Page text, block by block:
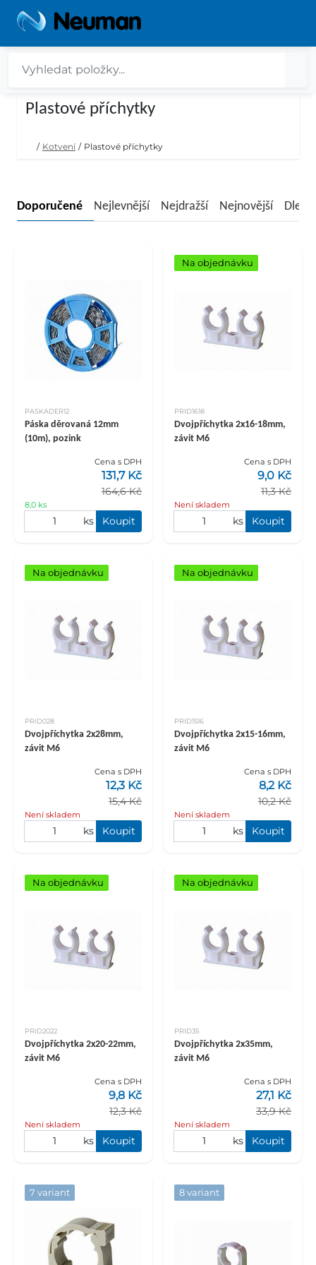
Plastové příchytky
/ Kotvení / Plastové příchytky
Doporučené Nejlevnější Nejdražší Nejnovější Dle
PASKADER12
Páska děrovaná 12mm
(10m), pozink
Cena s DPH
164,6 Kč
131,7 Kč
8,0 ks
ks Koupit
Na objednávku
PRID1618
Dvojpříchytka 2x16-18mm,
závit M6
Cena s DPH
11,3 Kč
9,0 Kč
Není skladem
ks Koupit
Na objednávku
PRID028
Dvojpříchytka 2x28mm,
závit M6
Cena s DPH
15,4 Kč
12,3 Kč
Není skladem
ks Koupit
Na objednávku
PRID1516
Dvojpříchytka 2x15-16mm,
závit M6
Cena s DPH
10,2 Kč
8,2 Kč
Není skladem
ks Koupit
Na objednávku
PRID2022
Dvojpříchytka 2x20-22mm,
závit M6
Cena s DPH
12,3 Kč
9,8 Kč
Není skladem
ks Koupit
Na objednávku
PRID35
Dvojpříchytka 2x35mm,
závit M6
Cena s DPH
33,9 Kč
27,1 Kč
Není skladem
ks Koupit
7 variant 8 variant